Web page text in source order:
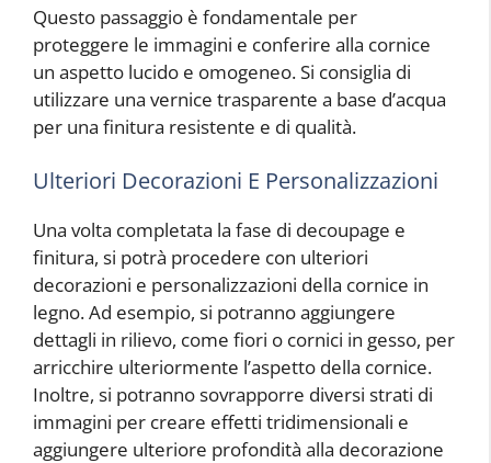
Questo passaggio è fondamentale per
proteggere le immagini e conferire alla cornice
un aspetto lucido e omogeneo. Si consiglia di
utilizzare una vernice trasparente a base d’acqua
per una finitura resistente e di qualità.
Ulteriori Decorazioni E Personalizzazioni
Una volta completata la fase di decoupage e
finitura, si potrà procedere con ulteriori
decorazioni e personalizzazioni della cornice in
legno. Ad esempio, si potranno aggiungere
dettagli in rilievo, come fiori o cornici in gesso, per
arricchire ulteriormente l’aspetto della cornice.
Inoltre, si potranno sovrapporre diversi strati di
immagini per creare effetti tridimensionali e
aggiungere ulteriore profondità alla decorazione